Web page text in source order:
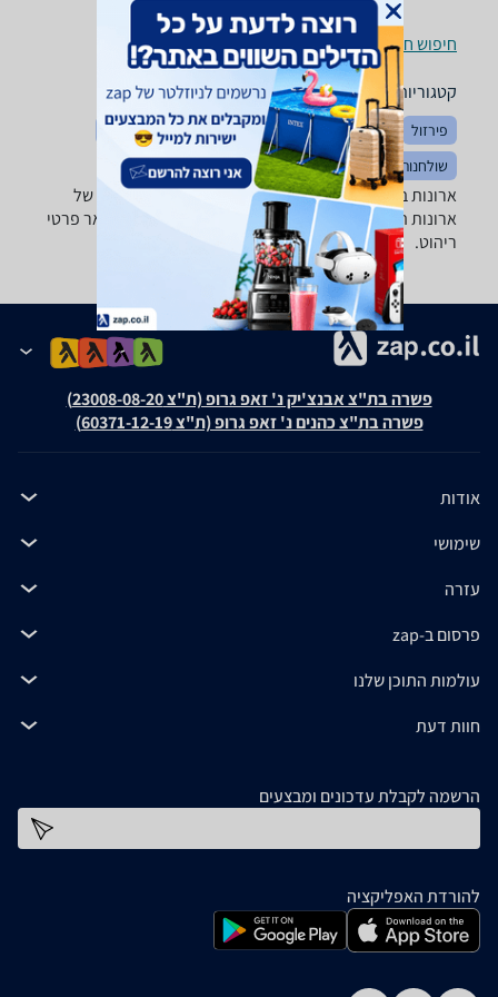
חיפוש חנויות ארונות בגדים, שידות וכונניות לפי עיר
קטגוריות משלימות
פירזול ארונות אמבטיה חדרי שינה
מוצרי עיצוב לבית
שולחנות ופינות אוכל
מזנונים ושולחנות טלוויזיה
ארונות בגדים, שידות וכונניות - ‏כולל מדפים מבחר גדול של
ארונות הזזה, ארונות בגדים, שידות, מזנונים, כוורות ושאר פרטי
ריהוט.
פשרה בת"צ אבנצ'יק נ' זאפ גרופ (ת"צ 23008-08-20)
פשרה בת"צ כהנים נ' זאפ גרופ (ת"צ 60371-12-19)
אודות
שימושי
עזרה
פרסום ב-zap
עולמות התוכן שלנו
חוות דעת
הרשמה לקבלת עדכונים ומבצעים
להורדת האפליקציה